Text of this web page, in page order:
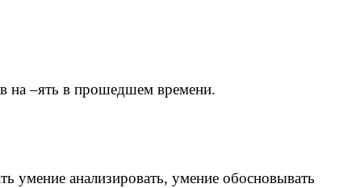
на –ять в прошедшем времени.
умение анализировать, умение обосновывать